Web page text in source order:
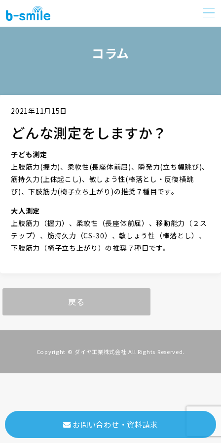
コラム
2021年11月15日
どんな測定をしますか？
子ども測定
上肢筋力(握力)、柔軟性(長座体前屈)、瞬発力(立ち幅跳び)、
筋持久力(上体起こし)、敏しょう性(棒落とし・反復横跳
び)、下肢筋力(椅子立ち上がり)の推奨７種目です。
大人測定
上肢筋力（握力）、柔軟性（長座体前屈）、移動能力（２ス
テップ）、筋持久力（CS-30）、敏しょう性（棒落とし）、
下肢筋力（椅子立ち上がり）の推奨７種目です。
戻る
お問い合わせ・資料請求
Copyright © ダイヤ工業株式会社 All Rights Reserved.